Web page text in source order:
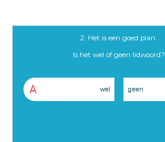
2. Het is een goed plan.
Is het wel of geen lidwoord?
A wel geen